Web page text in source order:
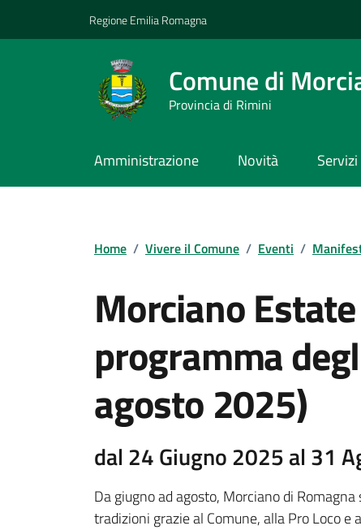
Regione Emilia Romagna
Comune di
Provincia di Rimini
Amministrazione Novità Servizi
Home / Vivere il Comune / Eventi /
Morciano
programma
agosto 2025)
dal 24 Giugno 2025 al 31
Da giugno ad agosto, Morciano di
tradizioni grazie al Comune, alla Pro Loco e